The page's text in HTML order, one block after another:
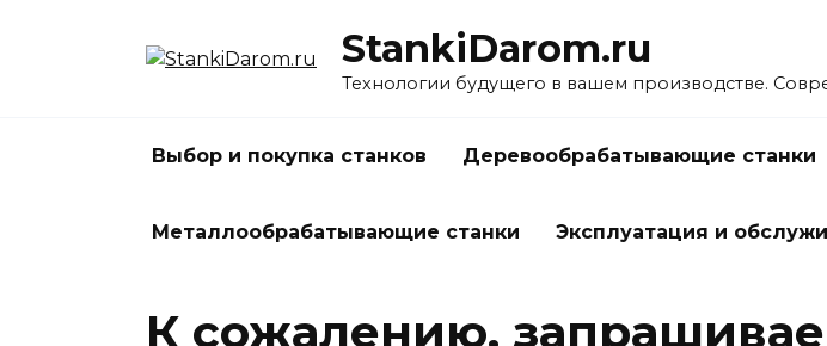
StankiDarom.ru
Технологии будущего в вашем производстве.
Выбор и покупка станков Деревообрабатывающие станки
Металлообрабатывающие станки Эксплуатация и
К сожалению,